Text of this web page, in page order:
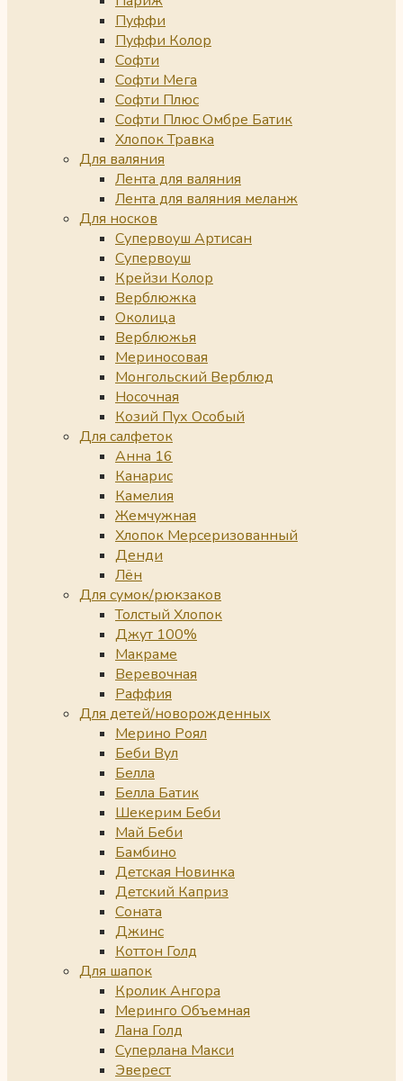
Пуффи
Пуффи Колор
Софти
Софти Мега
Софти Плюс
Софти Плюс Омбре Батик
Хлопок Травка
Для валяния
Лента для валяния
Лента для валяния меланж
Для носков
Супервоуш Артисан
Супервоуш
Крейзи Колор
Верблюжка
Околица
Верблюжья
Мериносовая
Монгольский Верблюд
Носочная
Козий Пух Особый
Для салфеток
Анна 16
Канарис
Камелия
Жемчужная
Хлопок Мерсеризованный
Денди
Лён
Для сумок/рюкзаков
Толстый Хлопок
Джут 100%
Макраме
Веревочная
Раффия
Для детей/новорожденных
Мерино Роял
Беби Вул
Белла
Белла Батик
Шекерим Беби
Май Беби
Бамбино
Детская Новинка
Детский Каприз
Соната
Джинс
Коттон Голд
Для шапок
Кролик Ангора
Меринго Объемная
Лана Голд
Суперлана Макси
Эверест